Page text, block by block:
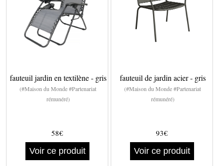
fauteuil jardin en textilène - gris
(#Maison du Monde #Partenariat
rémunéré)
58€
Voir ce produit
fauteuil de jardin acier - gris
(#Maison du Monde #Partenariat
rémunéré)
93€
Voir ce produit